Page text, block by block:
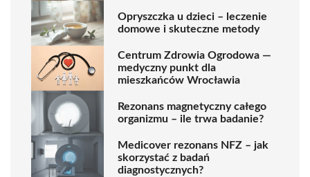
Opryszczka u dzieci – leczenie
domowe i skuteczne metody
Centrum Zdrowia Ogrodowa —
medyczny punkt dla
mieszkańców Wrocławia
Rezonans magnetyczny całego
organizmu – ile trwa badanie?
Medicover rezonans NFZ – jak
skorzystać z badań
diagnostycznych?